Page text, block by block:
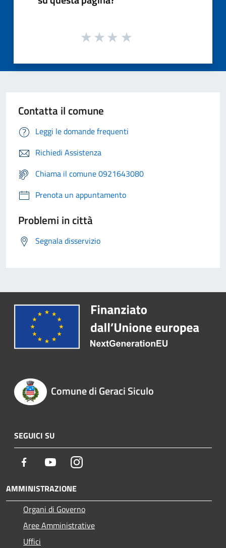
Contatta il comune
Leggi le domande frequenti
Richiedi Assistenza
Chiama il comune 0921643080
Prenota un appuntamento
Problemi in città
Segnala disservizio
Comune di Geraci Siculo
SEGUICI SU
Facebook YoutubeInstagram
AMMINISTRAZIONE
Organi di Governo
Aree Amministrative
Uffici